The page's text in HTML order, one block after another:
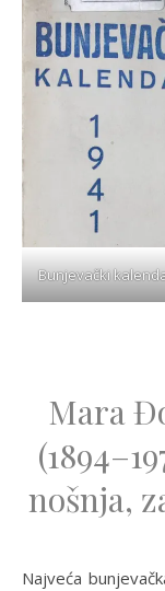
Bunjevački
Mara
nošnja,
Najveća